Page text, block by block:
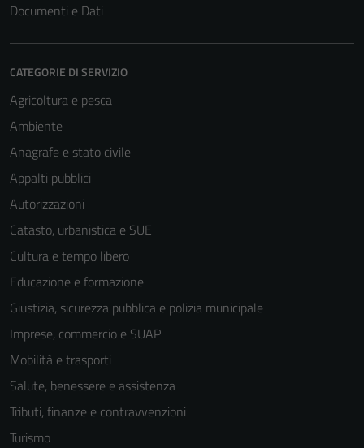
Documenti e Dati
CATEGORIE DI SERVIZIO
Agricoltura e pesca
Ambiente
Anagrafe e stato civile
Appalti pubblici
Autorizzazioni
Catasto, urbanistica e SUE
Cultura e tempo libero
Educazione e formazione
Giustizia, sicurezza pubblica e polizia municipale
Imprese, commercio e SUAP
Mobilità e trasporti
Salute, benessere e assistenza
Tributi, finanze e contravvenzioni
Turismo